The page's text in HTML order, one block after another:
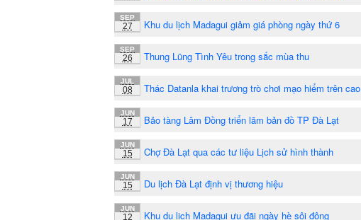
SEP
27 Khu du lịch Madagui giảm giá phòng ngày thứ 6
SEP
26 Thung Lũng Tình Yêu trong sắc mùa thu
JUL
08 Thác Datanla khai trương trò chơi mạo hiểm trên cao
JUN
17 Bảo tàng Lâm Đồng triển lãm bản đồ TP Đà Lạt
JUN
15 Chợ Đà Lạt qua các tư liệu Lịch sử hình thành
JUN
15 Du lịch Đà Lạt định vị thương hiệu
JUN
12 Khu du lịch Madagui ưu đãi ngày hè sôi động